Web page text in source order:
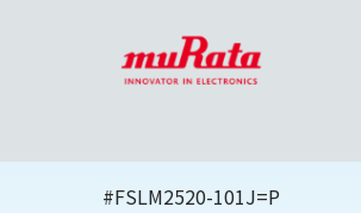
#FSLM2520-101J=P